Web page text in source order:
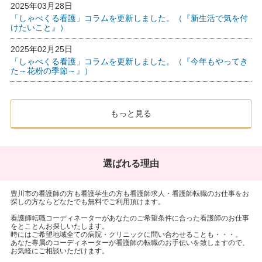
2025年03月28日
「しゃべくる看護」コラムを更新しました。（『新生活で気を付
けたいこと』）
2025年02月25日
「しゃべくる看護」コラムを更新しました。（『今年もやってき
た～花粉の季節～』）
もっと見る
選ばれる理由
豊川市の看護師の方も看護学生の方も看護師求人・看護師転職のお仕事をお
探しの方ならどなたでも無料でご利用頂けます。
看護師転職コーディネーターがあなたのご希望条件に合った看護師のお仕事
をとことんお探しいたします。
時にはご希望地域全ての病院・クリニックに問い合わせることも・・・。
あなた専属のコーディネーターが看護師の転職のお手伝いを致しますので、
お気軽にご相談いただけます。